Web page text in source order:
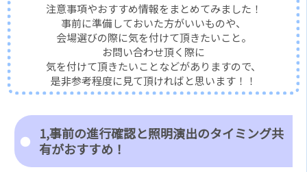
注意事項やおすすめ情報をまとめてみました！
事前に準備しておいた方がいいものや、
会場選びの際に気を付けて頂きたいこと。
お問い合わせ頂く際に
気を付けて頂きたいことなどがありますので、
是非参考程度に見て頂ければと思います！！
1,事前の進行確認と照明演出のタイミング共
有がおすすめ！